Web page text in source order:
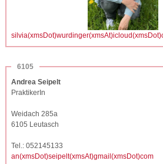
6105
Andrea Seipelt
PraktikerIn
Weidach 285a
6105 Leutasch
Tel.: 052145133
an(xmsDot)seipelt(xmsAt)gmail(xmsDot)com